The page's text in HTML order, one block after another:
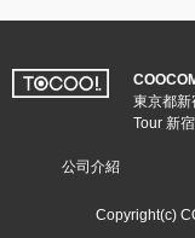
東京都
Tour 新
公司介紹
Copyright(c)